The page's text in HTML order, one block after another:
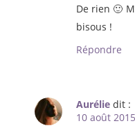
De rien 🙂
bisous !
Répondre
Aurélie dit :
10 août